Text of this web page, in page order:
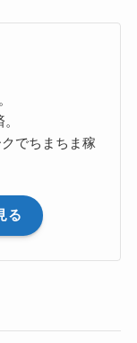
でちまちま稼
る